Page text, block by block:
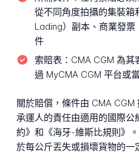
從不同角度拍攝的集裝箱
Lading）副本、商業發
件
索賠表： CMA CGM 為其
過 MyCMA CGM 平台或
關於賠償，條件由 CMA
承運人的責任由適用的國際
約》和《海牙-維斯比規則》
於每公斤丟失或損壞貨物的一